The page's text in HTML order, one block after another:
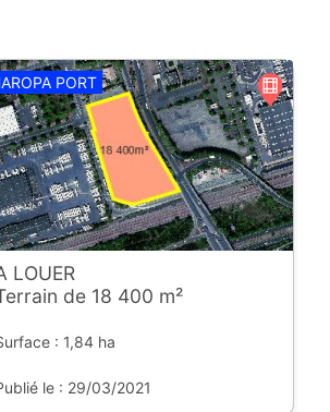
PORT
LOUER
de 18 400 m²
: 1,84 ha
le : 29/03/2021